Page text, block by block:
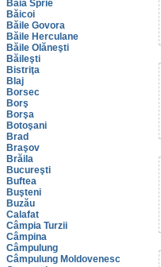
Baia Sprie
Băicoi
Băile Govora
Băile Herculane
Băile Olăneşti
Băileşti
Bistriţa
Blaj
Borsec
Borş
Borşa
Botoşani
Brad
Braşov
Brăila
Bucureşti
Buftea
Buşteni
Buzău
Calafat
Câmpia Turzii
Câmpina
Câmpulung
Câmpulung Moldovenesc